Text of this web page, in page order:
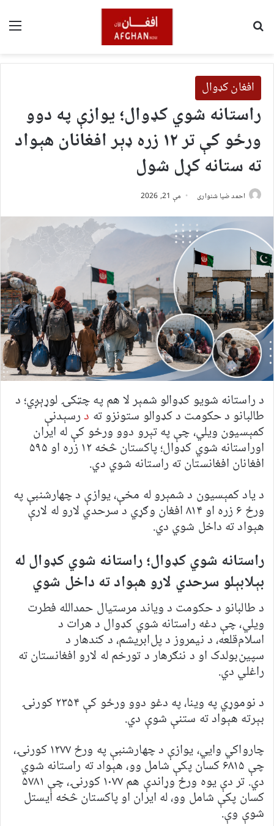
افغان کډوال
راستانه شوي کډوال؛ یوازې په دوو
ورځو کې تر ۱۲ زره ډېر افغانان هېواد
ته ستانه کړل شول
احمد ضیا شنواری مې 21, 2026
د راستانه شويو کډوالو شمېر لا هم په چټکۍ لوړېږي؛ د
طالبانو د حکومت د کډوالو ستونزو ته درسېدنې
کمېسیون ویلي، چې په تېرو دوو ورځو کې له ایران
اوراستانه شوي کډوال؛ پاکستان څخه ۱۲ زره او ۵۹۵
افغانان افغانستان ته راستانه شوي دي.
د یاد کمېسیون د شمېرو له مخې، یوازې د چهارشنبې په
ورځ ۶ زره او ۸۱۴ افغان وګړي د سرحدي لارو له لارې
هېواد ته داخل شوي دي.
راستانه شوي کډوال؛ راستانه شوي کډوال له
بېلابېلو سرحدي لارو هېواد ته داخل شوي
د طالبانو د حکومت د ویاند مرستیال حمدالله فطرت
ویلي، چې دغه راستانه شوي کډوال د هرات د
اسلام‌قلعه، د نیمروز د پل‌ابریشم، د کندهار د
سپین‌بولدک او د ننګرهار د تورخم له لارو افغانستان ته
راغلي دي.
د نوموړي په وینا، په دغو دوو ورځو کې ۲۳۵۴ کورنۍ
بېرته هېواد ته ستنې شوې دي.
چارواکي وایي، یوازې د چهارشنبې په ورځ ۱۲۷۷ کورنۍ،
چې ۶۸۱۵ کسان پکې شامل وو، هېواد ته راستانه شوي
دي. تر دې یوه ورځ وړاندې هم ۱۰۷۷ کورنۍ، چې ۵۷۸۱
کسان پکې شامل وو، له ایران او پاکستان څخه ایستل
شوې وې.